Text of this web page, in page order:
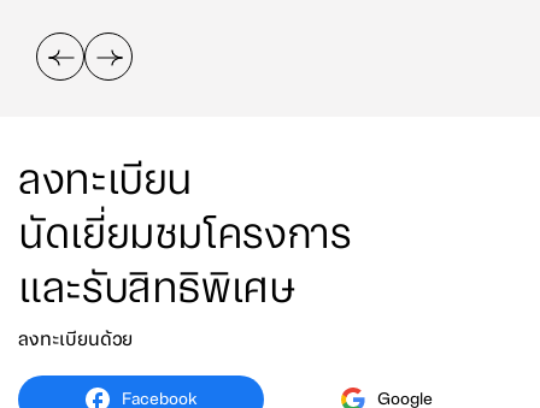
ลงทะเบียน
นัดเยี่ยมชมโครงการ
และรับสิทธิพิเศษ
ลงทะเบียนด้วย
Facebook Google